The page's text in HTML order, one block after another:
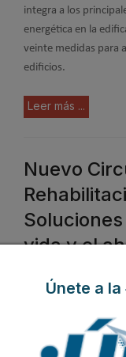
integra a los
energética en la
veinte medidas para
edificios.
Leer más ...
Nuevo
vida y el
13 Ene 2020
Únete a